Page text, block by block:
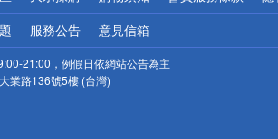
服務公告 意見信箱
21:00，例假日依網站公告為主
業路136號5樓 (台灣)